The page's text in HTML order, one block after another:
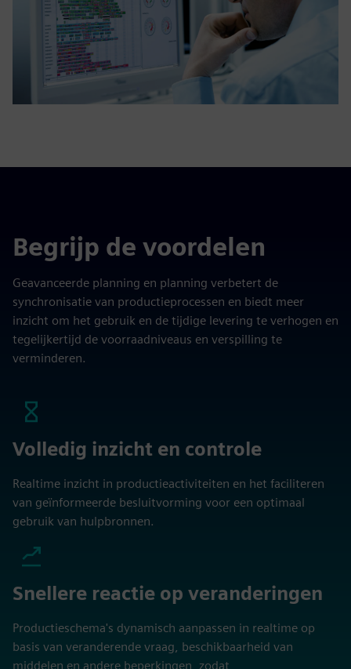
Begrijp de voordelen
Geavanceerde planning en planning verbetert de
synchronisatie van productieprocessen en biedt meer
inzicht om het gebruik en de tijdige levering te verhogen en
tegelijkertijd de voorraadniveaus en verspilling te
verminderen.
Volledig inzicht en controle
Realtime inzicht in productieactiviteiten en het faciliteren
van geïnformeerde besluitvorming voor een optimaal
gebruik van hulpbronnen.
Snellere reactie op veranderingen
Productieschema's dynamisch aanpassen in realtime op
basis van veranderende vraag, beschikbaarheid van
middelen en andere beperkingen, zodat